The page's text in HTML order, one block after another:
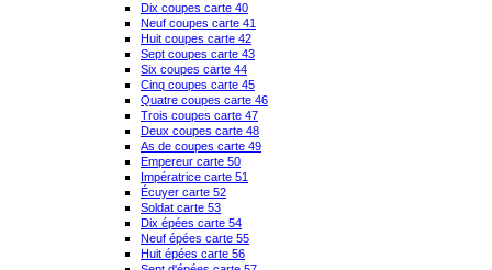
Dix coupes carte 40
Neuf coupes carte 41
Huit coupes carte 42
Sept coupes carte 43
Six coupes carte 44
Cinq coupes carte 45
Quatre coupes carte 46
Trois coupes carte 47
Deux coupes carte 48
As de coupes carte 49
Empereur carte 50
Impératrice carte 51
Écuyer carte 52
Soldat carte 53
Dix épées carte 54
Neuf épées carte 55
Huit épées carte 56